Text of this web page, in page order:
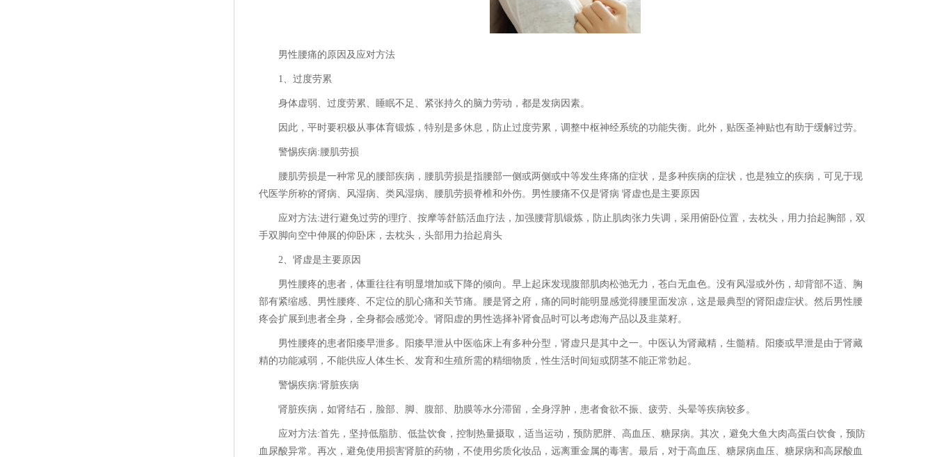
男性腰痛的原因及应对方法
1、过度劳累
身体虚弱、过度劳累、睡眠不足、紧张持久的脑力劳动，都是发病因素。
因此，平时要积极从事体育锻炼，特别是多休息，防止过度劳累，调整中枢神经系统的功能失衡。此外，贴医圣神贴也有助于缓解过劳。
警惕疾病:腰肌劳损
腰肌劳损是一种常见的腰部疾病，腰肌劳损是指腰部一侧或两侧或中等发生疼痛的症状，是多种疾病的症状，也是独立的疾病，可见于现
代医学所称的肾病、风湿病、类风湿病、腰肌劳损脊椎和外伤。男性腰痛不仅是肾病 肾虚也是主要原因
应对方法:进行避免过劳的理疗、按摩等舒筋活血疗法，加强腰背肌锻炼，防止肌肉张力失调，采用俯卧位置，去枕头，用力抬起胸部，双
手双脚向空中伸展的仰卧床，去枕头，头部用力抬起肩头
2、肾虚是主要原因
男性腰疼的患者，体重往往有明显增加或下降的倾向。早上起床发现腹部肌肉松弛无力，苍白无血色。没有风湿或外伤，却背部不适、胸
部有紧缩感、男性腰疼、不定位的肌心痛和关节痛。腰是肾之府，痛的同时能明显感觉得腰里面发凉，这是最典型的肾阳虚症状。然后男性腰
疼会扩展到患者全身，全身都会感觉冷。肾阳虚的男性选择补肾食品时可以考虑海产品以及韭菜籽。
男性腰疼的患者阳痿早泄多。阳痿早泄从中医临床上有多种分型，肾虚只是其中之一。中医认为肾藏精，生髓精。阳痿或早泄是由于肾藏
精的功能减弱，不能供应人体生长、发育和生殖所需的精细物质，性生活时间短或阴茎不能正常勃起。
警惕疾病:肾脏疾病
肾脏疾病，如肾结石，脸部、脚、腹部、肋膜等水分滞留，全身浮肿，患者食欲不振、疲劳、头晕等疾病较多。
应对方法:首先，坚持低脂肪、低盐饮食，控制热量摄取，适当运动，预防肥胖、高血压、糖尿病。其次，避免大鱼大肉高蛋白饮食，预防
血尿酸异常。再次，避免使用损害肾脏的药物，不使用劣质化妆品，远离重金属的毒害。最后，对于高血压、糖尿病血压、糖尿病和高尿酸血